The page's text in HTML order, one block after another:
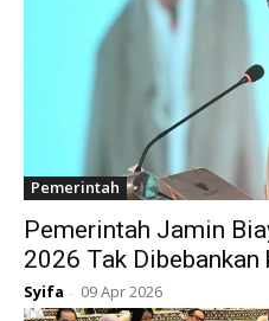
Pemerintah
Pemerintah Jamin
2026 Tak Dibebankan
Syifa - 09 Apr 2026